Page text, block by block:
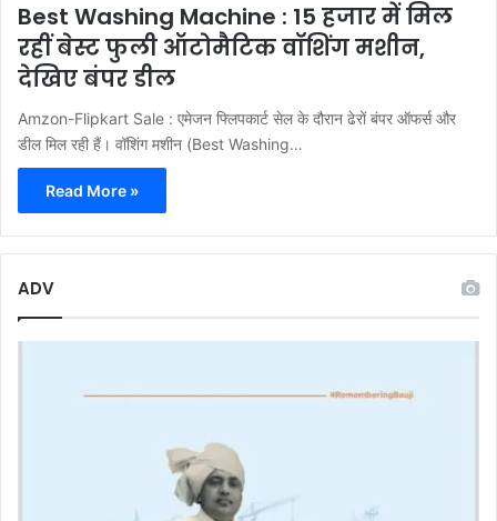
Best Washing Machine : 15 हजार में मिल
रहीं बेस्ट फुली ऑटोमैटिक वॉशिंग मशीन,
देखिए बंपर डील
Amzon-Flipkart Sale : एमेजन फ्लिपकार्ट सेल के दौरान ढेरों बंपर ऑफर्स और
डील मिल रही हैं। वॉशिंग मशीन (Best Washing…
Read More »
ADV